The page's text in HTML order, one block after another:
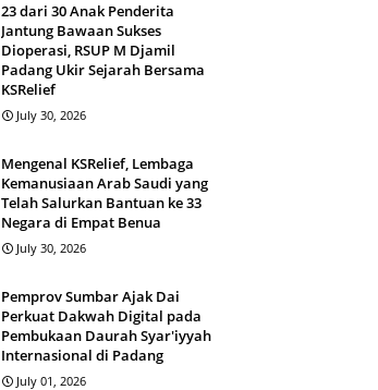
23 dari 30 Anak Penderita
Jantung Bawaan Sukses
Dioperasi, RSUP M Djamil
Padang Ukir Sejarah Bersama
KSRelief
July 30, 2026
Mengenal KSRelief, Lembaga
Kemanusiaan Arab Saudi yang
Telah Salurkan Bantuan ke 33
Negara di Empat Benua
July 30, 2026
Pemprov Sumbar Ajak Dai
Perkuat Dakwah Digital pada
Pembukaan Daurah Syar'iyyah
Internasional di Padang
July 01, 2026